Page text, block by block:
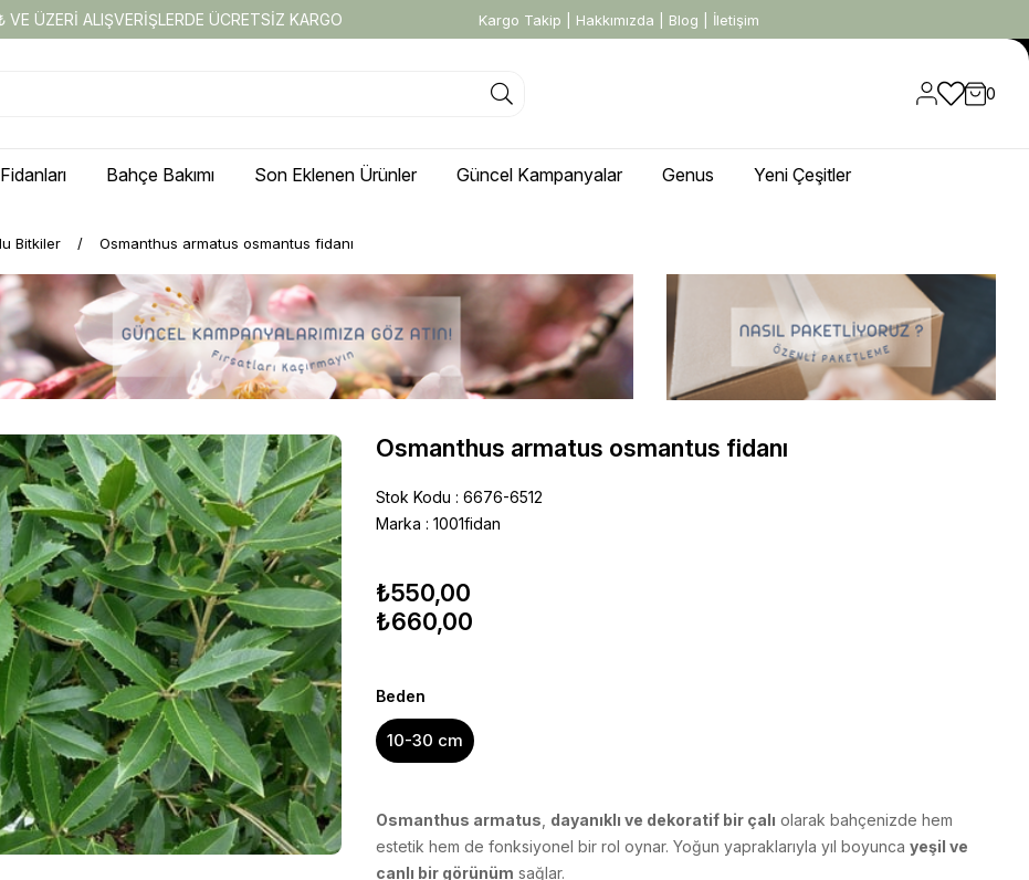
VE ÜZERİ ALIŞVERİŞLERDE ÜCRETSİZ KARGO Kargo Takip Hakkımızda Blog İletişim
0
Bahçe Bakımı Son Eklenen Ürünler Güncel Kampanyalar Genus Yeni Çeşitler
Bitkiler Osmanthus armatus osmantus fidanı
Osmanthus armatus osmantus fidanı
Stok Kodu
6676-6512
Marka : 1001fidan
₺550,00
₺660,00
Beden
10-30 cm
Osmanthus armatus dayanıklı ve dekoratif bir çalı olarak bahçenizde hem
estetik hem de fonksiyonel bir rol oynar. Yoğun yapraklarıyla yıl boyuncayeşil ve
canlı bir görünüm sağlar.